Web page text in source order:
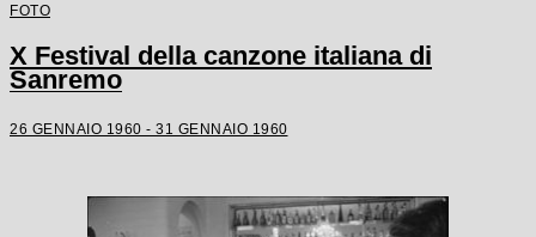
FOTO
X Festival della canzone italiana di
Sanremo
26 GENNAIO 1960 - 31 GENNAIO 1960